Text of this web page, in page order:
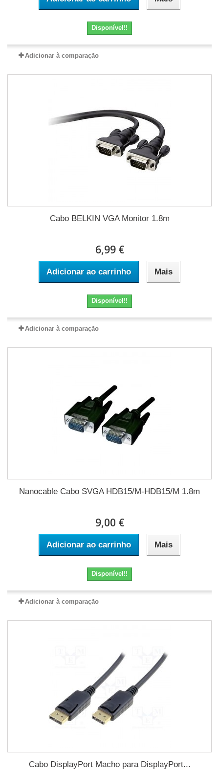
Disponível!!
Adicionar à comparação
Cabo BELKIN VGA Monitor 1.8m
6,99 €
Adicionar ao carrinho Mais
Disponível!!
Adicionar à comparação
Nanocable Cabo SVGA HDB15/M-HDB15/M 1.8m
9,00 €
Adicionar ao carrinho Mais
Disponível!!
Adicionar à comparação
Cabo DisplayPort Macho para DisplayPort...